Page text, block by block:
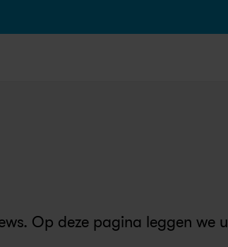
Op deze pagina leggen we